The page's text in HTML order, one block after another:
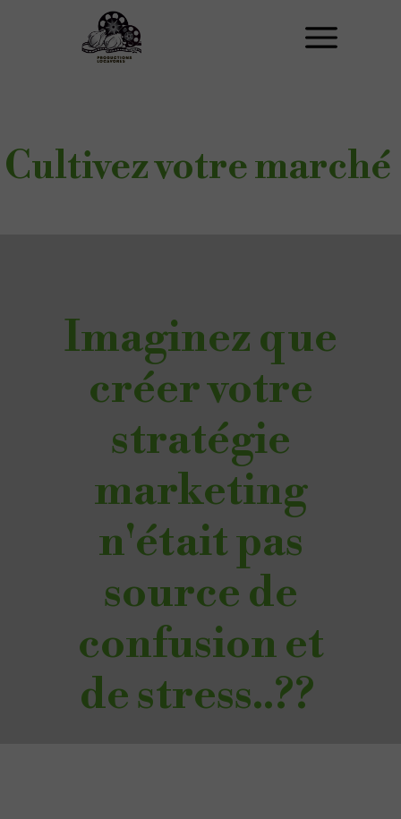
Cultivez votre marché
Imaginez que
créer votre
stratégie
marketing
n'était pas
source de
confusion et
de stress..??